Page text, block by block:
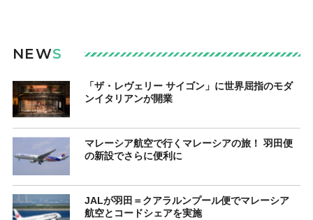
NEWS
「ザ・レヴェリー サイゴン」に世界屈指のモダ
ンイタリアンが開業
マレーシア航空で行くマレーシアの旅！ 羽田便
の新設でさらに便利に
JALが羽田＝クアラルンプール便でマレーシア
航空とコードシェアを実施